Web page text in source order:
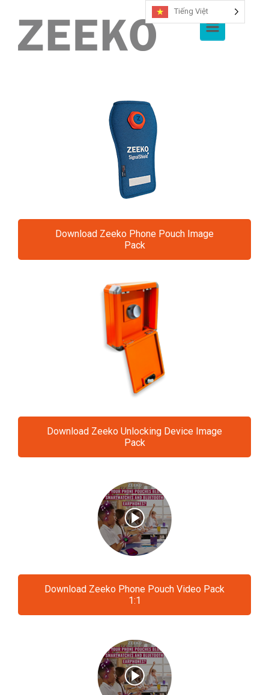
Download Zeeko Phone Pouch Image
Pack
Download Zeeko Unlocking Device Image
Pack
Download Zeeko Phone Pouch Video Pack
1:1
Tiếng Việt